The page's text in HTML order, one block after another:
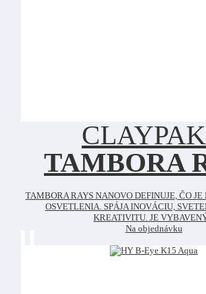
TAMBORA
TAMBORA RAYS NANOVO DEFINUJE, ČO
OSVETLENIA. SPÁJA INOVÁCIU,
KREATIVITU. JE
Na objednávku